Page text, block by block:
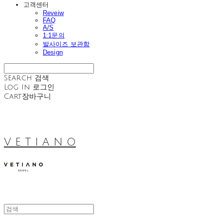
고객센터
Reveiw
FAQ
A/S
1:1문의
발사이즈 보관함
Design
Search 검색
Log In 로그인
Cart장바구니
V E T I A N O